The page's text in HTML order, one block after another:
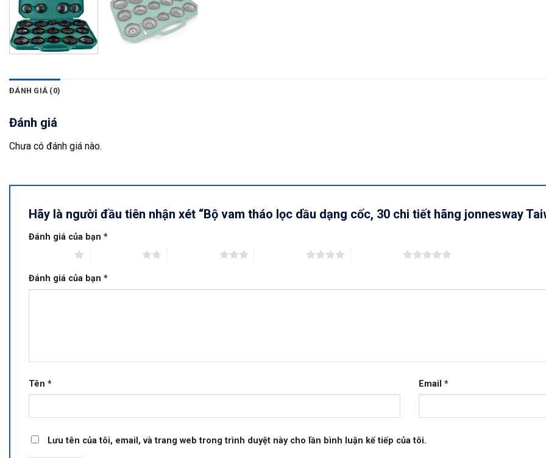
ĐÁNH GIÁ (0)
Đánh giá
Chưa có đánh giá nào.
Hãy là người đầu tiên nhận xét “Bộ vam tháo lọc dầu dạng cốc, 30 chi tiết hãng jonnesway
Đánh giá của bạn *
Đánh giá của bạn *
Tên * Email *
Lưu tên của tôi, email, và trang web trong trình duyệt này cho lần bình luận kế tiếp của tôi.